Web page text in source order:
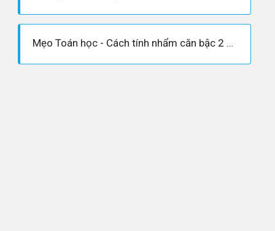
Mẹo Toán học - Cách tính nhẩm căn bậc 2 nhanh nhất cho các bài toán